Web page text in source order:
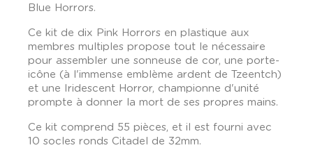
Blue Horrors.
Ce kit de dix Pink Horrors en plastique aux
membres multiples propose tout le nécessaire
pour assembler une sonneuse de cor, une porte-
icône (à l'immense emblème ardent de Tzeentch)
et une Iridescent Horror, championne d'unité
prompte à donner la mort de ses propres mains.
Ce kit comprend 55 pièces, et il est fourni avec
10 socles ronds Citadel de 32mm.